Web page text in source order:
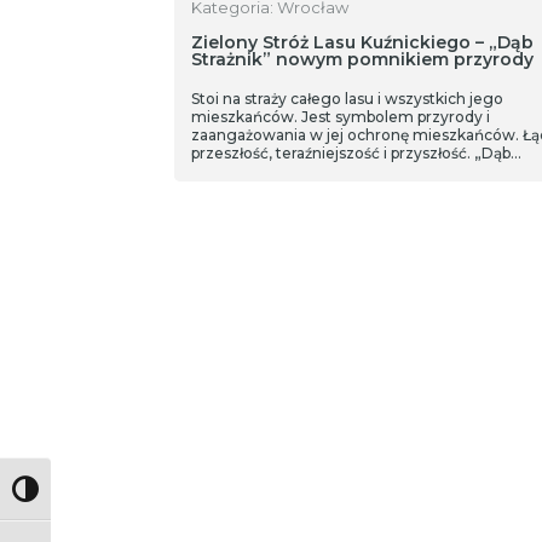
Toggle High Contrast
Kategoria: Wrocław
Zielony Stróż Lasu Kuźnickiego – „Dąb
Strażnik” nowym pomnikiem przyrody
Stoi na straży całego lasu i wszystkich jego
mieszkańców. Jest symbolem przyrody i
zaangażowania w jej ochronę mieszkańców.
przeszłość, teraźniejszość i przyszłość. „Dąb